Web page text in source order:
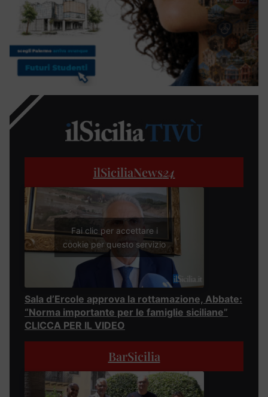
ilSiciliaNews24
Fai clic per accettare i
cookie per questo servizio
Sala d’Ercole approva la rottamazione, Abbate:
“Norma importante per le famiglie siciliane”
CLICCA PER IL VIDEO
BarSicilia